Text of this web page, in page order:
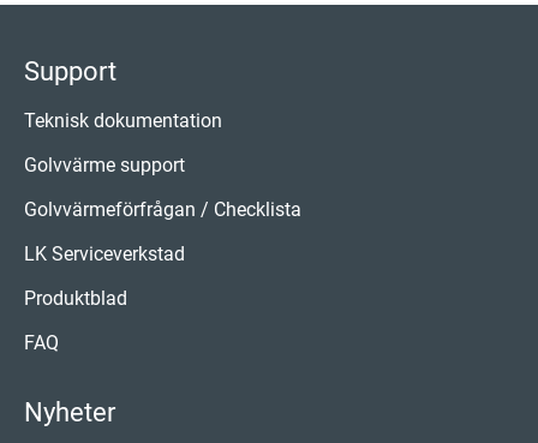
Support
Teknisk dokumentation
Golvvärme support
Golvvärmeförfrågan / Checklista
LK Serviceverkstad
Produktblad
FAQ
Nyheter